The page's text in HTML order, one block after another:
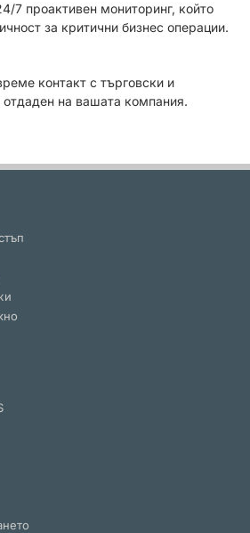
7 проактивен мониторинг, който
за критични бизнес операции.
контакт с търговски и
отдаден на вашата компания.